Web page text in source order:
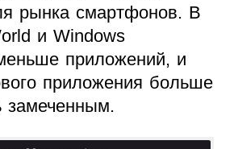
рынка смартфонов. В
и Windows
приложений, и
приложения больше
замеченным.